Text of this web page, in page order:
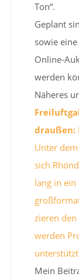
Ton“.
Geplant
sowie
Online-
werden
Näheres
draußen:
Unter
sich
lang in
zieren
werden
Mein